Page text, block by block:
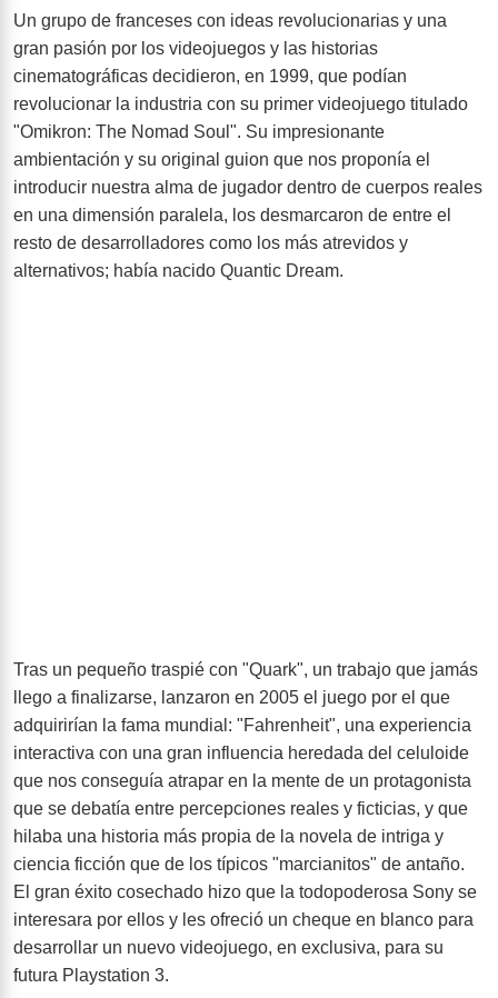
Trucos
Un grupo de franceses con ideas revolucionarias y una
gran pasión por los videojuegos y las historias
cinematográficas decidieron, en 1999, que podían
revolucionar la industria con su primer videojuego titulado
"Omikron: The Nomad Soul". Su impresionante
ambientación y su original guion que nos proponía el
introducir nuestra alma de jugador dentro de cuerpos reales
en una dimensión paralela, los desmarcaron de entre el
resto de desarrolladores como los más atrevidos y
alternativos; había nacido Quantic Dream.
Tras un pequeño traspié con "Quark", un trabajo que jamás
llego a finalizarse, lanzaron en 2005 el juego por el que
adquirirían la fama mundial: "Fahrenheit", una experiencia
interactiva con una gran influencia heredada del celuloide
que nos conseguía atrapar en la mente de un protagonista
que se debatía entre percepciones reales y ficticias, y que
hilaba una historia más propia de la novela de intriga y
ciencia ficción que de los típicos "marcianitos" de antaño.
El gran éxito cosechado hizo que la todopoderosa Sony se
interesara por ellos y les ofreció un cheque en blanco para
desarrollar un nuevo videojuego, en exclusiva, para su
futura Playstation 3.